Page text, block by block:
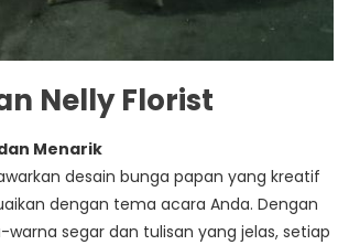
Nelly Florist
Menarik
desain bunga papan yang kreatif
dengan tema acara Anda. Dengan
warna segar dan tulisan yang jelas, setiap